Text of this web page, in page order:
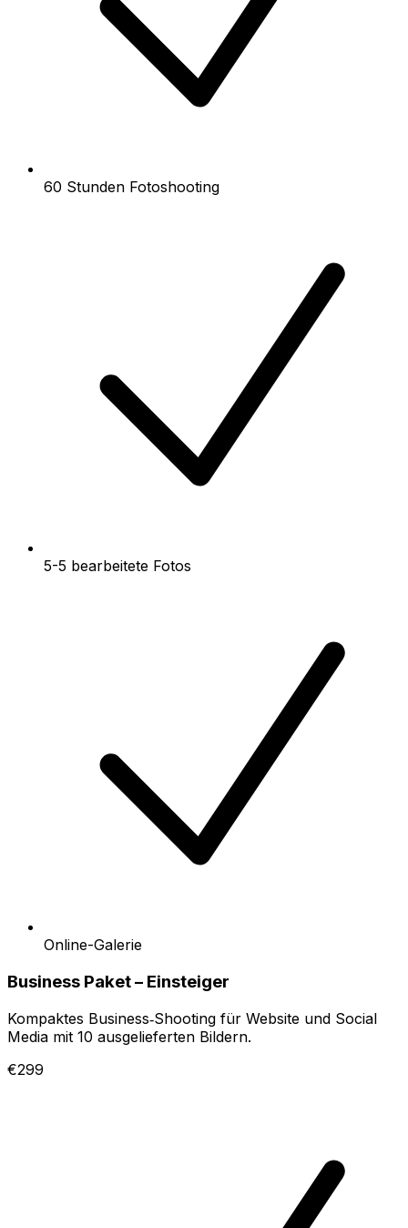
60 Stunden Fotoshooting
5-5 bearbeitete Fotos
Online-Galerie
Business Paket – Einsteiger
Kompaktes Business‑Shooting für Website und Social
Media mit 10 ausgelieferten Bildern.
€299